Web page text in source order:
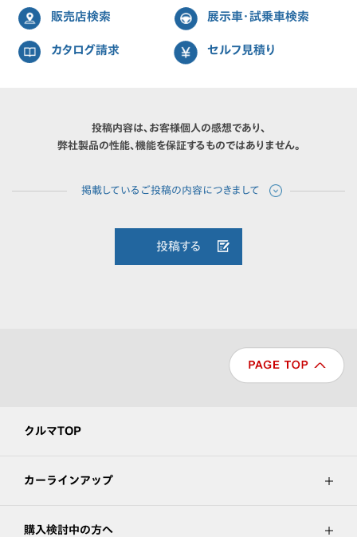
販売店検索 展示車・試乗車検索
カタログ請求 セルフ見積り
投稿内容は、お客様個人の感想であり、
弊社製品の性能、機能を保証するものではありません。
投稿する
クルマTOP
カーラインアップ
購入検討中の方へ